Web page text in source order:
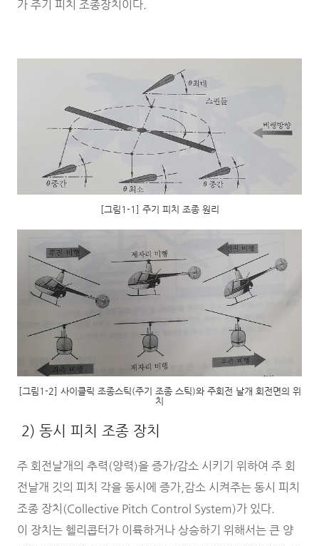
가 주기 피치 조종장치이다.
[그림1-1] 주기 피치 조종 원리
[그림1-2] 사이클릭 조종스틱(주기 조종 스틱)와 주회전 날개 회전면의 위
치
2) 동시 피치 조종 장치
주 회전날개의 추력(양력)을 증가/감소 시키기 위하여 주 회
전날개 깃의 피치 각을 동시에 증가,감소 시켜주는 동시 피치
조종 장치(Collective Pitch Control System)가 있다.
이 장치는 헬리콥터가 이륙하거나 상승하기 위해서는 큰 양